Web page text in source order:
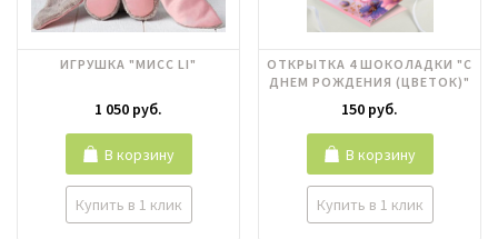
ИГРУШКА "МИCC LI"
1 050 руб.
Купить в 1 клик
В корзину
ОТКРЫТКА 4 ШОКОЛАДКИ "С
ДНЕМ РОЖДЕНИЯ (ЦВЕТОК)"
150 руб.
Купить в 1 клик
В корзину